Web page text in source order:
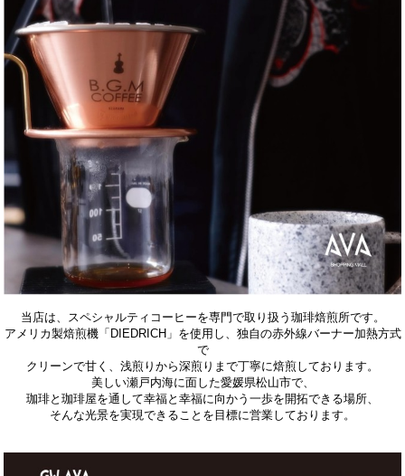
当店は、スペシャルティコーヒーを専門で取り扱う珈琲焙煎所です。
アメリカ製焙煎機「DIEDRICH」を使用し、独自の赤外線バーナー加熱方式
で
クリーンで甘く、浅煎りから深煎りまで丁寧に焙煎しております。
美しい瀬戸内海に面した愛媛県松山市で、
珈琲と珈琲屋を通して幸福と幸福に向かう一歩を開拓できる場所、
そんな光景を実現できることを目標に営業しております。